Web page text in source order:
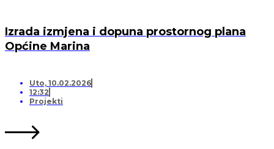
Izrada izmjena i dopuna prostornog plana
Općine Marina
Uto, 10.02.2026
12:32
Projekti